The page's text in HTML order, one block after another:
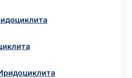
запишитесь к врачу